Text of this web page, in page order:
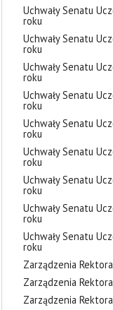
Uchwały Senatu
roku
Uchwały Senatu
roku
Uchwały Senatu
roku
Uchwały Senatu
roku
Uchwały Senatu
roku
Uchwały Senatu
roku
Uchwały Senatu
roku
Uchwały Senatu
roku
Uchwały Senatu
roku
Zarządzenia
Zarządzenia
Zarządzenia